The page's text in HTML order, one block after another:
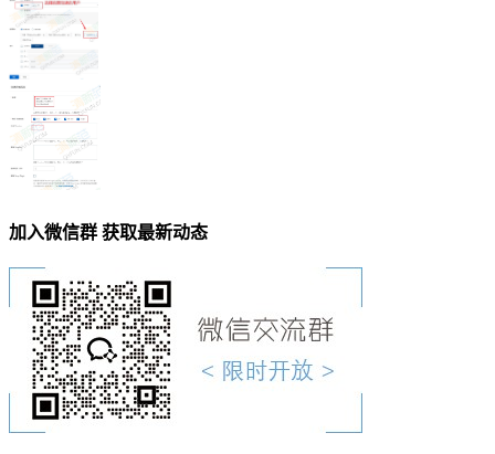
加入微信群 获取最新动态